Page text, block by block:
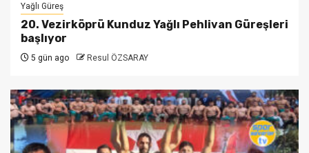
Yağlı Güreş
20. Vezirköprü Kunduz Yağlı Pehlivan Güreşleri
başlıyor
5 gün ago Resul ÖZSARAY